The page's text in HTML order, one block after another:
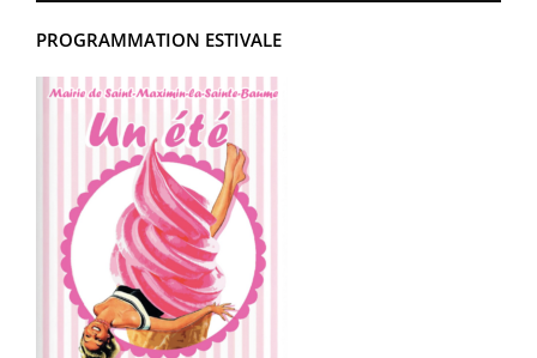
PROGRAMMATION ESTIVALE